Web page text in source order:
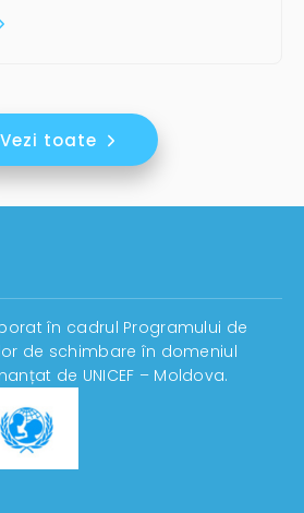
Vezi toate
în cadrul Programului de
de schimbare în domeniul
de UNICEF – Moldova.